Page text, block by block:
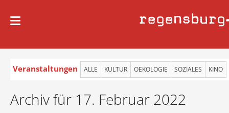
regensburg
Veranstaltungen ALLE KULTUR OEKOLOGIE SOZIALES KINO
Archiv für 17. Februar 2022